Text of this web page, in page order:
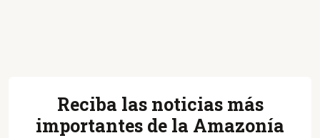
Reciba las noticias más
importantes de la Amazonía